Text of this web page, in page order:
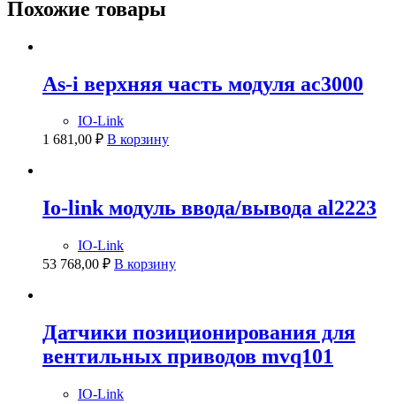
Похожие товары
As-i верхняя часть модуля ac3000
IO-Link
1 681,00 ₽ В корзину
Io-link модуль ввода/вывода al2223
IO-Link
53 768,00 ₽ В корзину
Датчики позиционирования для
вентильных приводов mvq101
IO-Link